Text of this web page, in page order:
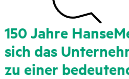
150 Jahre
sich das
zu einer